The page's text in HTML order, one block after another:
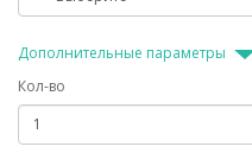
Дополнительные параметры
Кол-во